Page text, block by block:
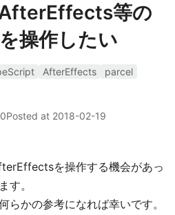
等の
操作したい
AfterEffects
parcel
Posted at 2018-02-19
を操作する機会があっ
す。
らかの参考になれば幸いです。